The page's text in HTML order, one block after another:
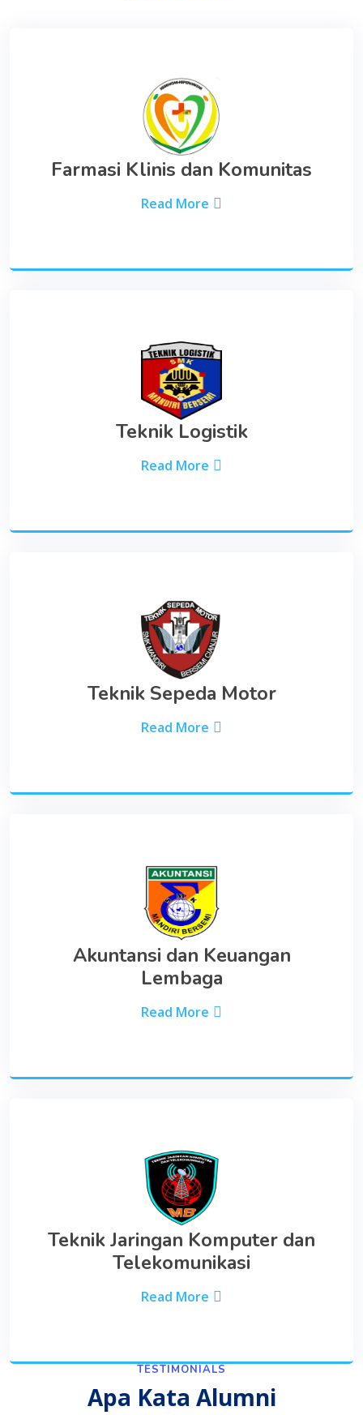
Farmasi Klinis dan Komunitas
Read More
Teknik Logistik
Read More
Teknik Sepeda Motor
Read More
Akuntansi dan Keuangan
Lembaga
Read More
Teknik Jaringan Komputer dan
Telekomunikasi
Read More
TESTIMONIALS
Apa Kata Alumni